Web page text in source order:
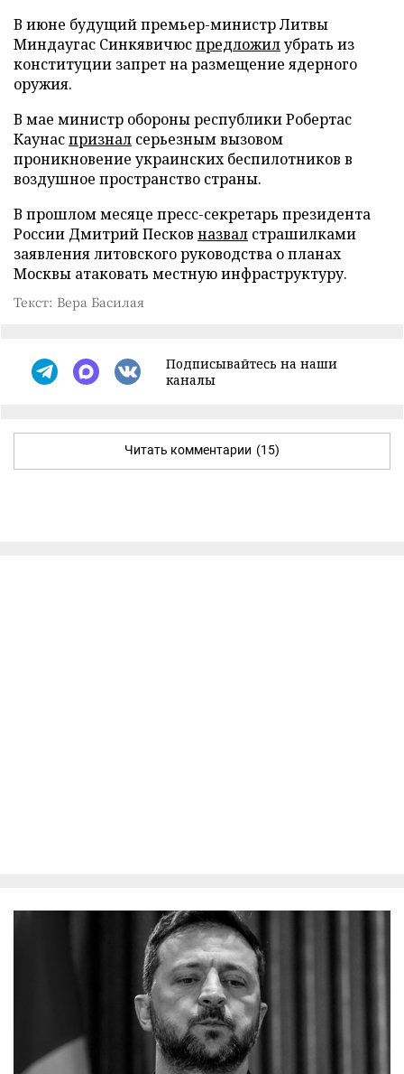
В июне будущий премьер-министр Литвы
Миндаугас Синкявичюспредложилубрать из
конституции запрет на размещение ядерного
оружия.
В мае министр обороны республики Робертас
Каунаспризнал серьезным вызовом
проникновение украинских беспилотников в
воздушное пространство страны.
В прошлом месяце пресс-секретарь президента
России Дмитрий Песков назвал страшилками
заявления литовского руководства о планах
Москвы атаковать местную инфраструктуру.
Текст: Вера Басилая
Подписывайтесь на наши
каналы
Читать комментарии (15)